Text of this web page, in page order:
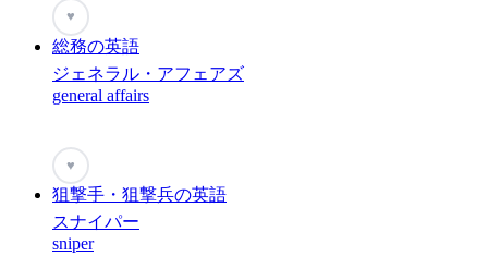
♥
総務の英語
ジェネラル・アフェアズ
general affairs
♥
狙撃手・狙撃兵の英語
スナイパー
sniper